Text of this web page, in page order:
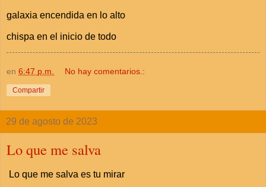
galaxia encendida en lo alto
chispa en el inicio de todo
en 6:47 p.m. No hay comentarios.:
Compartir
29 de agosto de 2023
Lo que me salva
Lo que me salva es tu mirar